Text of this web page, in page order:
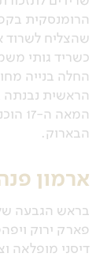
הרומנסקית
כשריד גותי
החלה בנייה
הראשית נבנתה
הבארוק.
ארמון
בראש הגבעה
פארק ירוק
דיסני מופלאה